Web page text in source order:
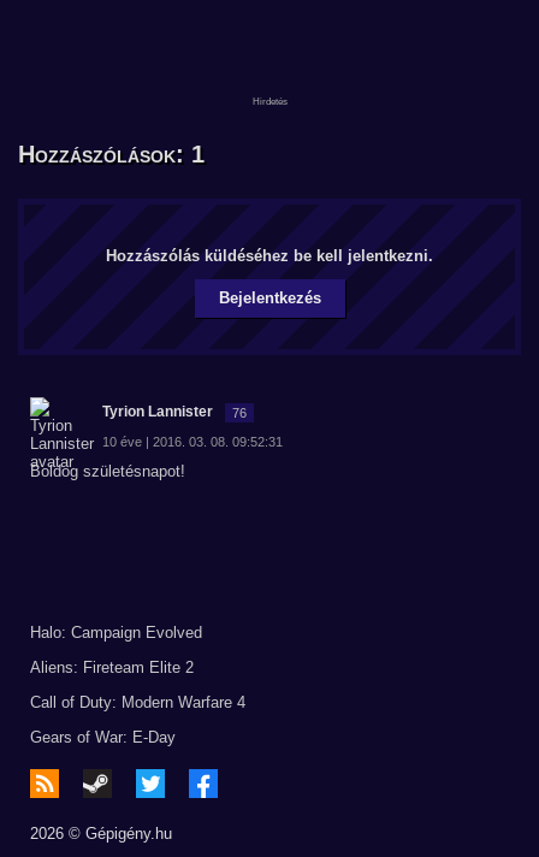
Hozzászólások: 1
Hozzászólás küldéséhez be kell jelentkezni.
Bejelentkezés
Tyrion Lannister 76
10 éve | 2016. 03. 08. 09:52:31
Boldog születésnapot!
Halo: Campaign Evolved
Aliens: Fireteam Elite 2
Call of Duty: Modern Warfare 4
Gears of War: E-Day
2026 © Gépigény.hu